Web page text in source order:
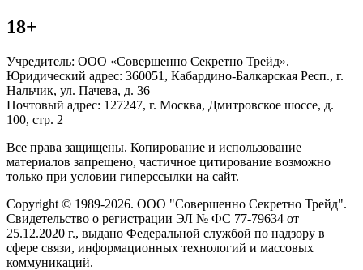
18+
Учредитель: ООО «Совершенно Секретно Трейд».
Юридический адрес: 360051, Кабардино-Балкарская Респ., г.
Нальчик, ул. Пачева, д. 36
Почтовый адрес: 127247, г. Москва, Дмитровское шоссе, д.
100, стр. 2
Все права защищены. Копирование и использование
материалов запрещено, частичное цитирование возможно
только при условии гиперссылки на сайт.
Copyright © 1989-2026. ООО "Совершенно Секретно Трейд".
Свидетельство о регистрации ЭЛ № ФС 77-79634 от
25.12.2020 г., выдано Федеральной службой по надзору в
сфере связи, информационных технологий и массовых
коммуникаций.